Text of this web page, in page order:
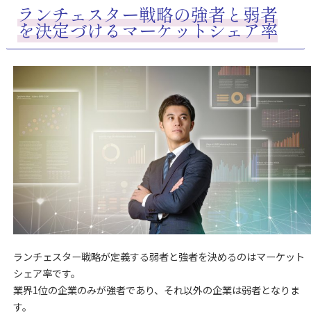
ランチェスター戦略の強者と弱者
を決定づけるマーケットシェア率
ランチェスター戦略が定義する弱者と強者を決めるのはマーケット
シェア率です。
業界1位の企業のみが強者であり、それ以外の企業は弱者となりま
す。